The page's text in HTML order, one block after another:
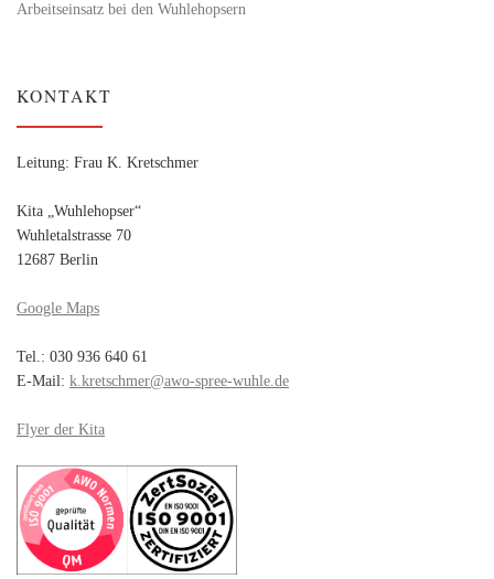
Arbeitseinsatz bei den Wuhlehopsern
KONTAKT
Leitung: Frau K. Kretschmer
Kita „Wuhlehopser“
Wuhletalstrasse 70
12687 Berlin
Google Maps
Tel.: 030 936 640 61
E-Mail: k.kretschmer@awo-spree-wuhle.de
Flyer der Kita